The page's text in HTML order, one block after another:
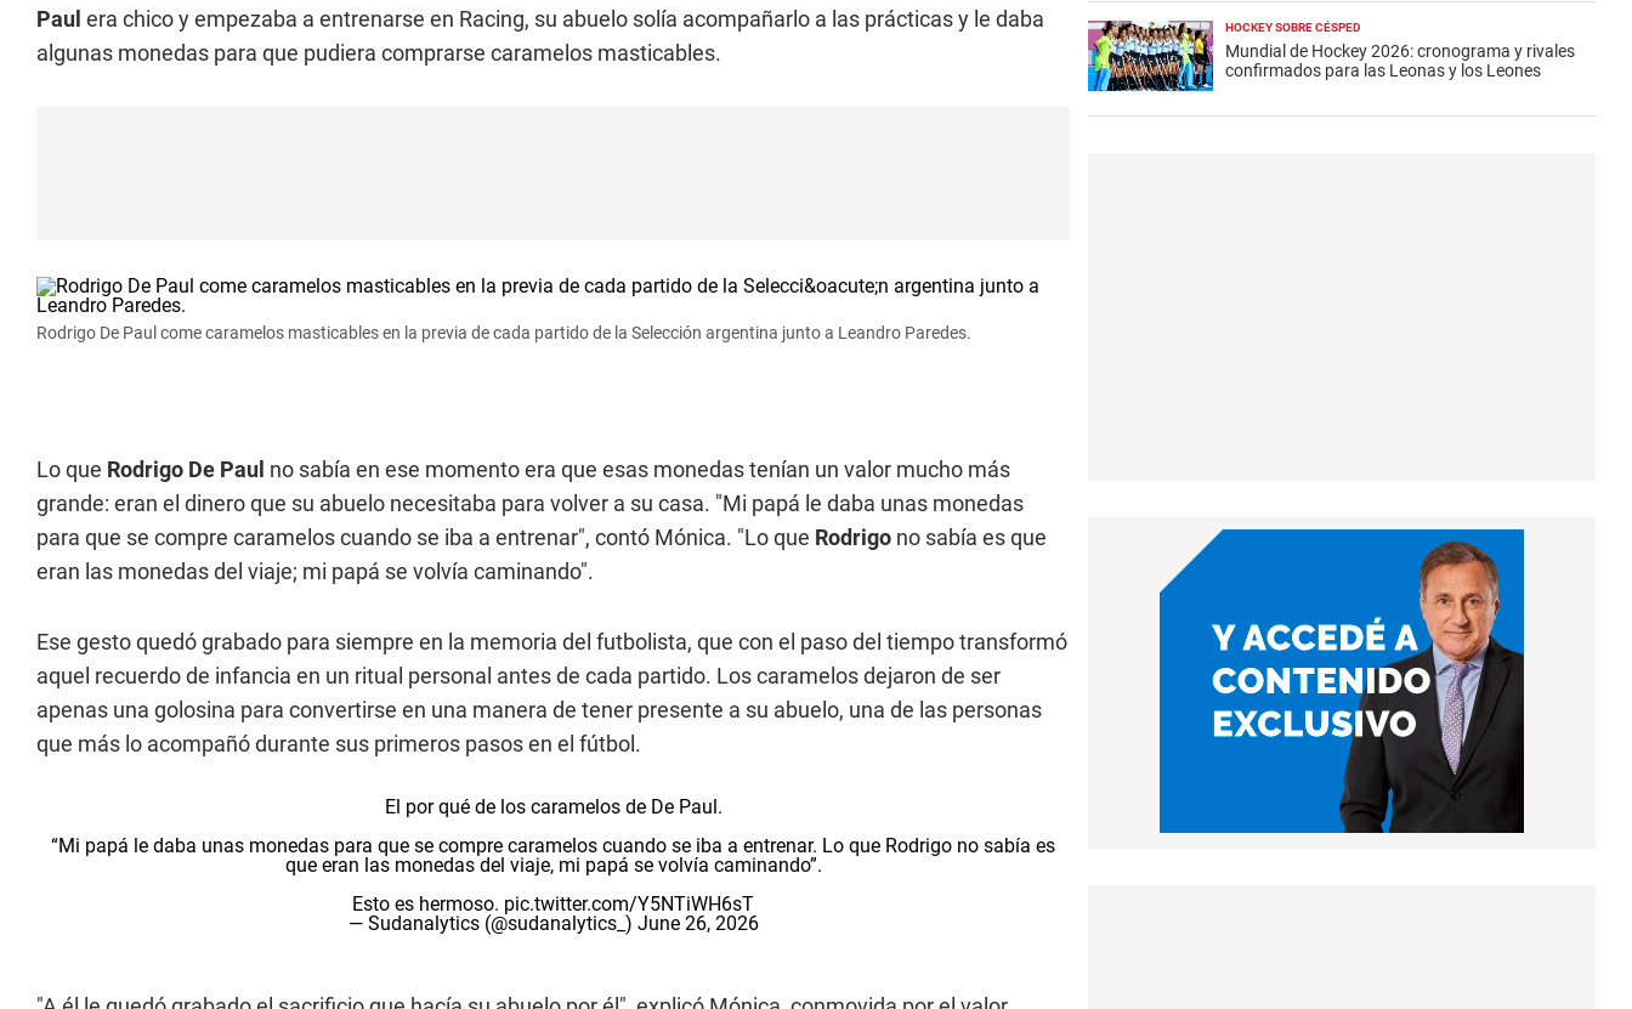
Paul era chico y empezaba a entrenarse en Racing, su abuelo solía acompañarlo a las prácticas y le daba
algunas monedas para que pudiera comprarse caramelos masticables.
Rodrigo De Paul come caramelos masticables en la previa de cada partido de la Selección argentina junto a Leandro Paredes.
Lo que Rodrigo De Paul no sabía en ese momento era que esas monedas tenían un valor mucho más
grande: eran el dinero que su abuelo necesitaba para volver a su casa. "Mi papá le daba unas monedas
para que se compre caramelos cuando se iba a entrenar", contó Mónica. "Lo que Rodrigo no sabía es que
eran las monedas del viaje; mi papá se volvía caminando".
Ese gesto quedó grabado para siempre en la memoria del futbolista, que con el paso del tiempo transformó
aquel recuerdo de infancia en un ritual personal antes de cada partido. Los caramelos dejaron de ser
apenas una golosina para convertirse en una manera de tener presente a su abuelo, una de las personas
que más lo acompañó durante sus primeros pasos en el fútbol.
El por qué de los caramelos de De Paul.
“Mi papá le daba unas monedas para que se compre caramelos cuando se iba a entrenar. Lo que Rodrigo no sabía es
que eran las monedas del viaje, mi papá se volvía caminando”.
Esto es hermoso. pic.twitter.com/Y5NTiWH6sT
— Sudanalytics (@sudanalytics_) June 26, 2026
HOCKEY SOBRE CÉSPED
Mundial de Hockey 2026: cronograma y rivales
confirmados para las Leonas y los Leones